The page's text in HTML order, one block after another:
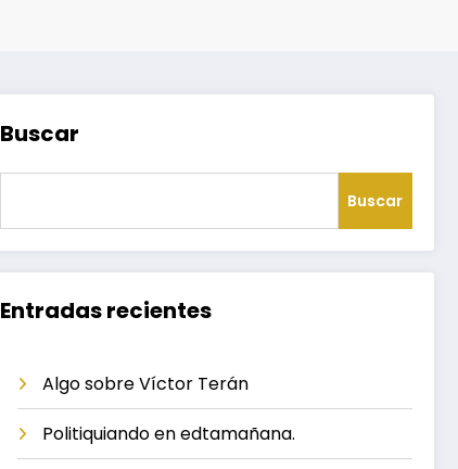
Buscar
Buscar
Entradas recientes
Algo sobre Víctor Terán
Politiquiando en edtamañana.